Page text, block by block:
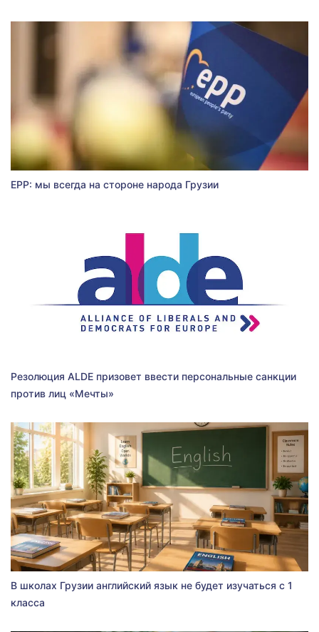
EPP: мы всегда на стороне народа Грузии
Резолюция ALDE призовет ввести персональные санкции
против лиц «Мечты»
В школах Грузии английский язык не будет изучаться с 1
класса